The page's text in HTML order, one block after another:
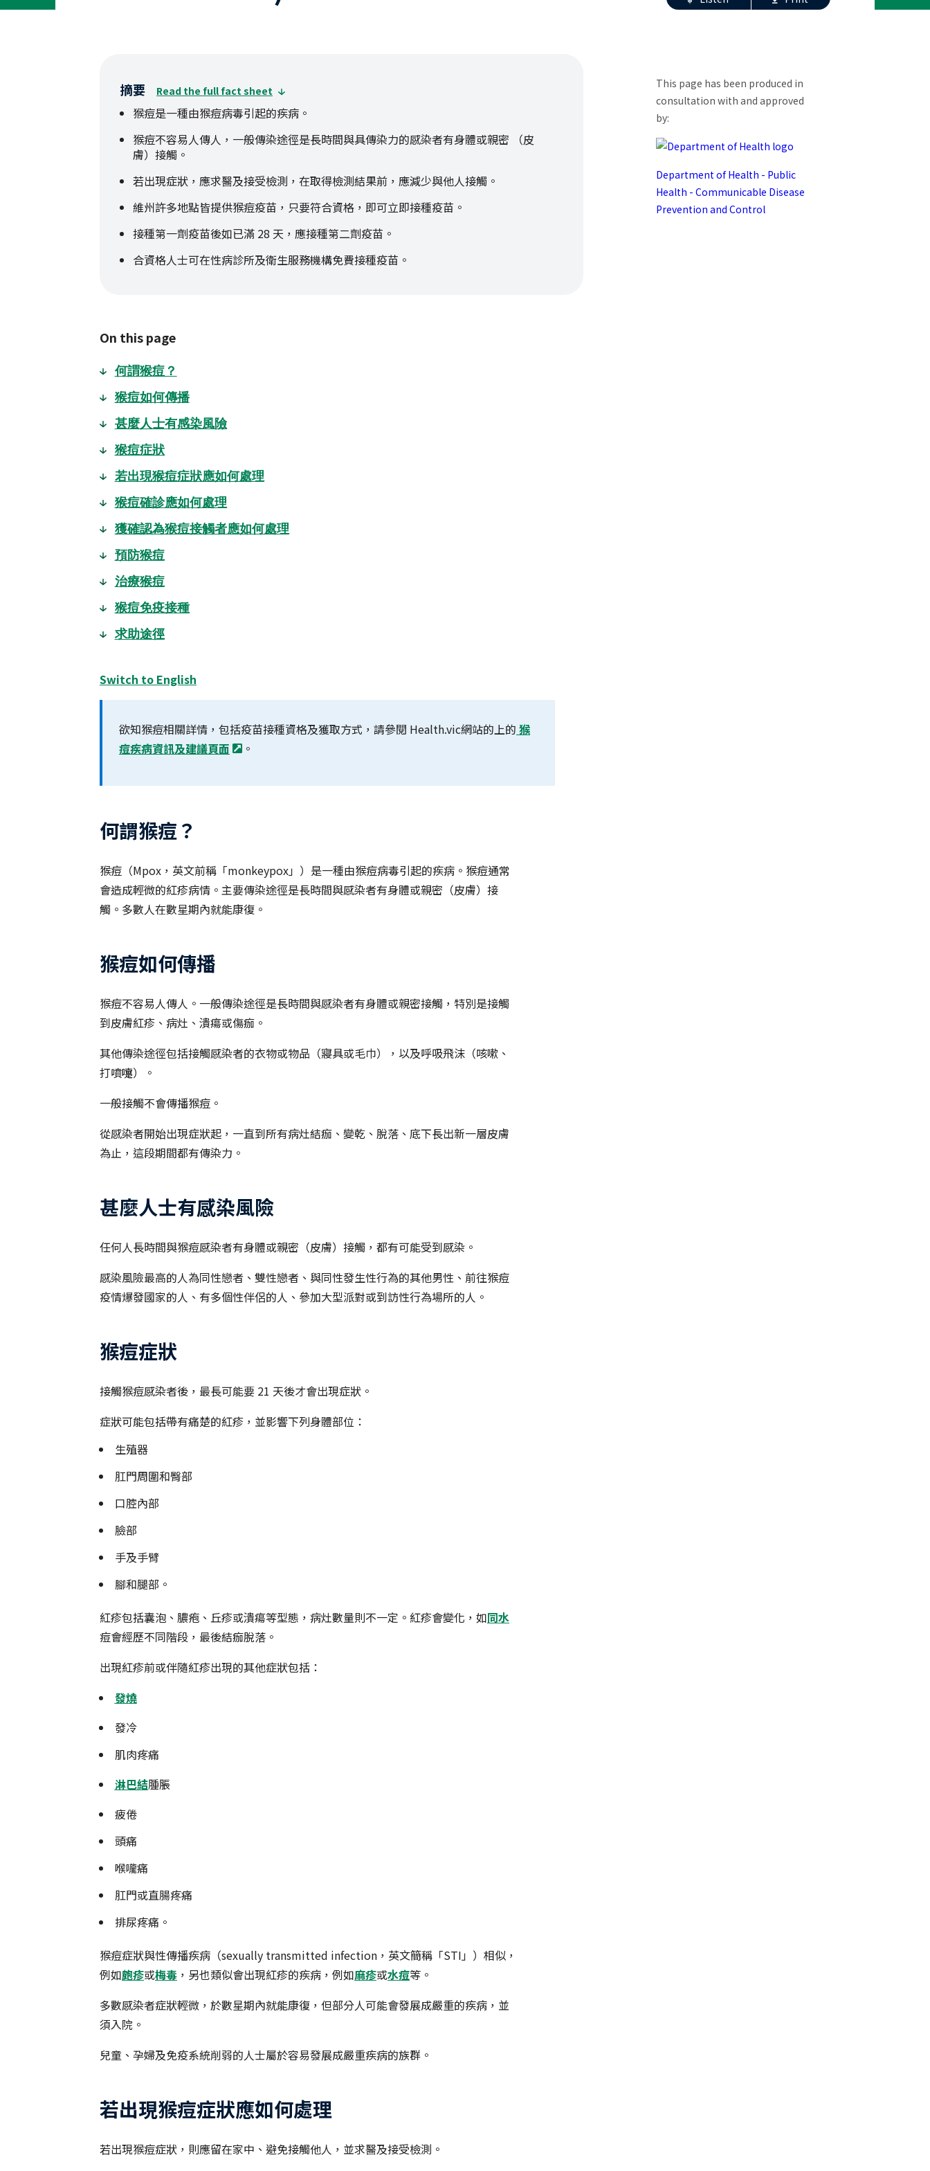
摘要 Read the full fact sheet
猴痘是一種由猴痘病毒引起的疾病。
猴痘不容易人傳人，一般傳染途徑是長時間與具傳染力的感染者有身體或親密 （皮
膚）接觸。
若出現症狀，應求醫及接受檢測，在取得檢測結果前，應減少與他人接觸。
維州許多地點皆提供猴痘疫苗，只要符合資格，即可立即接種疫苗。
接種第一劑疫苗後如已滿 28 天，應接種第二劑疫苗。
合資格人士可在性病診所及衛生服務機構免費接種疫苗。
On this page
何謂猴痘？
猴痘如何傳播
甚麼人士有感染風險
猴痘症狀
若出現猴痘症狀應如何處理
猴痘確診應如何處理
獲確認為猴痘接觸者應如何處理
預防猴痘
治療猴痘
猴痘免疫接種
求助途徑
Switch to English
欲知猴痘相關詳情，包括疫苗接種資格及獲取方式，請參閱 Health.vic網站的上的 猴
痘疾病資訊及建議頁面
。
何謂猴痘？
猴痘（Mpox，英文前稱「monkeypox」）是一種由猴痘病毒引起的疾病。猴痘通常
會造成輕微的紅疹病情。主要傳染途徑是長時間與感染者有身體或親密（皮膚）接
觸。多數人在數星期內就能康復。
猴痘如何傳播
猴痘不容易人傳人。一般傳染途徑是長時間與感染者有身體或親密接觸，特別是接觸
到皮膚紅疹、病灶、潰瘍或傷痂。
其他傳染途徑包括接觸感染者的衣物或物品（寢具或毛巾），以及呼吸飛沫（咳嗽、
打噴嚏）。
一般接觸不會傳播猴痘。
從感染者開始出現症狀起，一直到所有病灶結痂、變乾、脫落、底下長出新一層皮膚
為止，這段期間都有傳染力。
甚麼人士有感染風險
任何人長時間與猴痘感染者有身體或親密（皮膚）接觸，都有可能受到感染。
感染風險最高的人為同性戀者、雙性戀者、與同性發生性行為的其他男性、前往猴痘
疫情爆發國家的人、有多個性伴侶的人、參加大型派對或到訪性行為場所的人。
猴痘症狀
接觸猴痘感染者後，最長可能要 21 天後才會出現症狀。
症狀可能包括帶有痛楚的紅疹，並影響下列身體部位：
生殖器
肛門周圍和臀部
口腔內部
臉部
手及手臂
腳和腿部。
紅疹包括囊泡、膿疱、丘疹或潰瘍等型態，病灶數量則不一定。紅疹會變化，如同水
痘會經歷不同階段，最後結痂脫落。
出現紅疹前或伴隨紅疹出現的其他症狀包括：
發燒
發冷
肌肉疼痛
淋巴結腫脹
疲倦
頭痛
喉嚨痛
肛門或直腸疼痛
排尿疼痛。
猴痘症狀與性傳播疾病（sexually transmitted infection，英文簡稱「STI」）相似，
例如皰疹或梅毒 ，另也類似會出現紅疹的疾病，例如麻疹或水痘等。
多數感染者症狀輕微，於數星期內就能康復，但部分人可能會發展成嚴重的疾病，並
須入院。
兒童、孕婦及免疫系統削弱的人士屬於容易發展成嚴重疾病的族群。
若出現猴痘症狀應如何處理
若出現猴痘症狀，則應留在家中、避免接觸他人，並求醫及接受檢測。
This page has been produced in
consultation with and approved
by:
Department of Health - Public
Health - Communicable Disease
Prevention and Control